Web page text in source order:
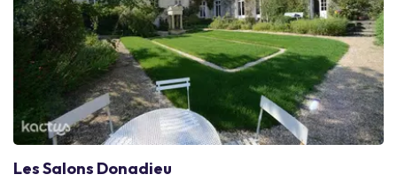
Les Salons Donadieu